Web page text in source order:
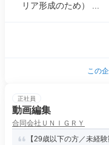
リア形成のため） ...
この
正社員
動画編集
合同会社ＵＮＩＧＲＹ
【29歳以下の方／未経